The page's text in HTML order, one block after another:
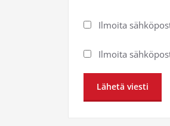
Ilmoita
Ilmoita